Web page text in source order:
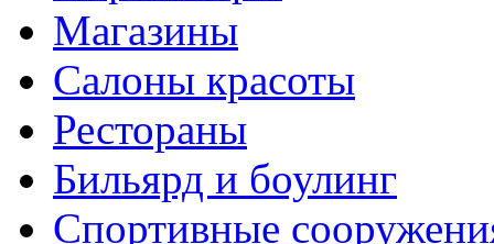
Магазины
Салоны красоты
Рестораны
Бильярд и боулинг
Спортивные